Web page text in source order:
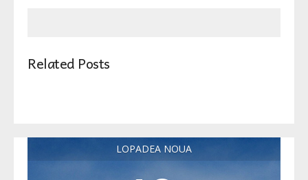
Related Posts
LOPADEA NOUA